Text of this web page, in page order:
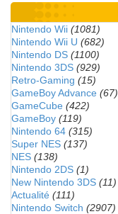
Nintendo Wii (1081)
Nintendo Wii U (682)
Nintendo DS (1100)
Nintendo 3DS (929)
Retro-Gaming (15)
GameBoy Advance (67)
GameCube (422)
GameBoy (119)
Nintendo 64 (315)
Super NES (137)
NES (138)
Nintendo 2DS (1)
New Nintendo 3DS (11)
Actualité (111)
Nintendo Switch (2907)